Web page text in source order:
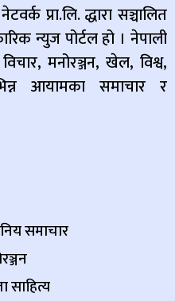
प्रा.लि. द्धारा सञ्चालित
न्युज पोर्टल हो । नेपाली
मनोरञ्जन, खेल, विश्व,
आयामका समाचार र
समाचार
साहित्य